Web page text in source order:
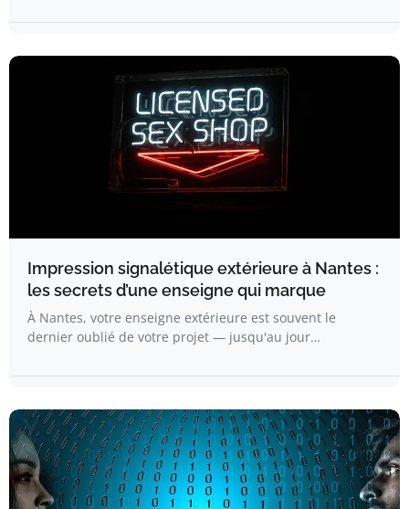
Impression signalétique extérieure à Nantes :
les secrets d’une enseigne qui marque
À Nantes, votre enseigne extérieure est souvent le
dernier oublié de votre projet — jusqu'au jour…